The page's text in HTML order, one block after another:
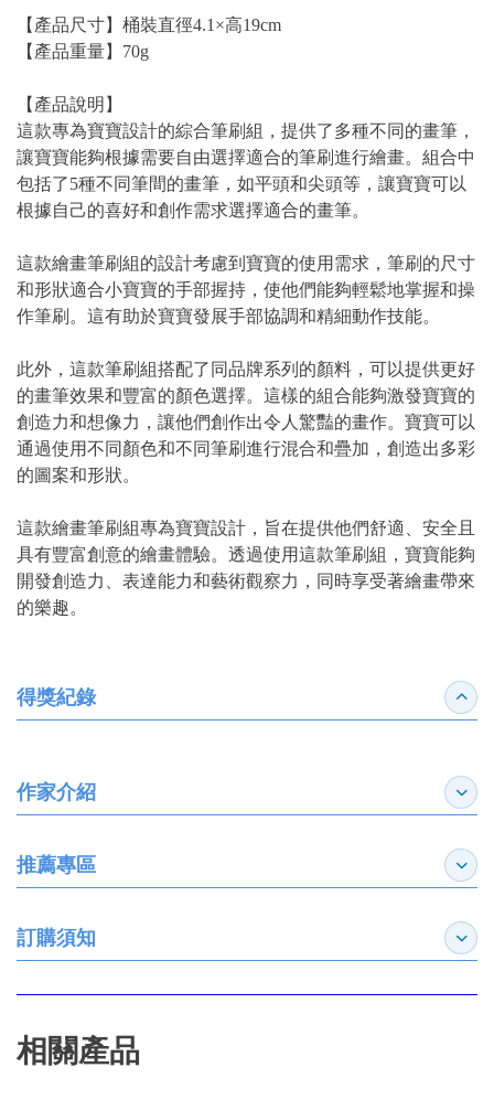
【產品尺寸】 桶裝直徑4.1×高19cm
【產品重量】 70g
【產品說明】
這款專為寶寶設計的綜合筆刷組，提供了多種不同的畫筆，
讓寶寶能夠根據需要自由選擇適合的筆刷進行繪畫。組合中
包括了5種不同筆間的畫筆，如平頭和尖頭等，讓寶寶可以
根據自己的喜好和創作需求選擇適合的畫筆。
這款繪畫筆刷組的設計考慮到寶寶的使用需求，筆刷的尺寸
和形狀適合小寶寶的手部握持，使他們能夠輕鬆地掌握和操
作筆刷。這有助於寶寶發展手部協調和精細動作技能。
此外，這款筆刷組搭配了同品牌系列的顏料，可以提供更好
的畫筆效果和豐富的顏色選擇。這樣的組合能夠激發寶寶的
創造力和想像力，讓他們創作出令人驚豔的畫作。寶寶可以
通過使用不同顏色和不同筆刷進行混合和疊加，創造出多彩
的圖案和形狀。
這款繪畫筆刷組專為寶寶設計，旨在提供他們舒適、安全且
具有豐富創意的繪畫體驗。透過使用這款筆刷組，寶寶能夠
開發創造力、表達能力和藝術觀察力，同時享受著繪畫帶來
的樂趣。
得獎紀錄 收合
作家介紹 展開
推薦專區 展開
訂購須知 展開
相關產品